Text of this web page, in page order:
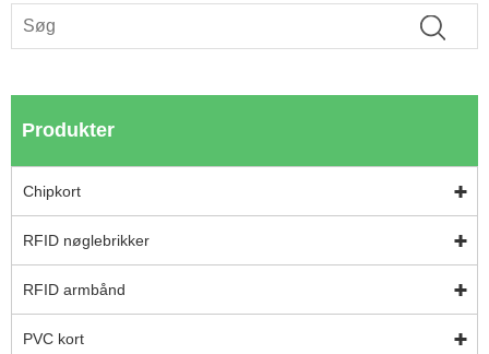
Produkter
Chipkort
RFID nøglebrikker
RFID armbånd
PVC kort